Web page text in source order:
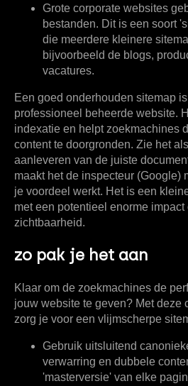
Grote corporate websites
bestanden. Dit is een soort
die meerdere kleinere
bijvoorbeeld de blogs,
vacatures.
Een goed onderhouden sitemap
professioneel beheerde website.
indexatie en helpt zoekmachines
content te doorgronden. Zie het
aanleveren van de juiste
maakt het de inspecteur (Google)
je voordeel werkt. Het is een
met een potentieel enorme
zichtbaarheid.
zo pak je het aan
Klaar om de zoekmachines de
jouw website te geven? Met deze
zorg je voor een vlijmscherpe
Gebruik uitsluitend
verwarring en dubbele
'masterversie' van elke